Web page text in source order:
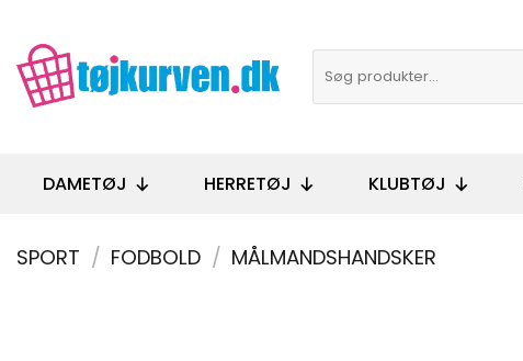
indhold
efter:
DAMETØJ HERRETØJ KLUBTØJ
SPORT / FODBOLD / MÅLMANDSHANDSKER